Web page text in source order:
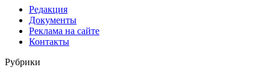
Редакция
Документы
Реклама на сайте
Контакты
Рубрики